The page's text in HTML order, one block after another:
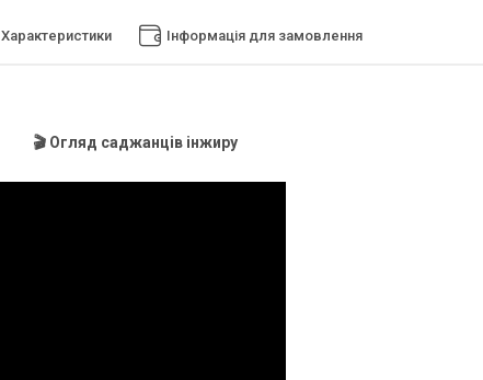
Характеристики Інформація для замовлення
🎬 Огляд саджанців інжиру